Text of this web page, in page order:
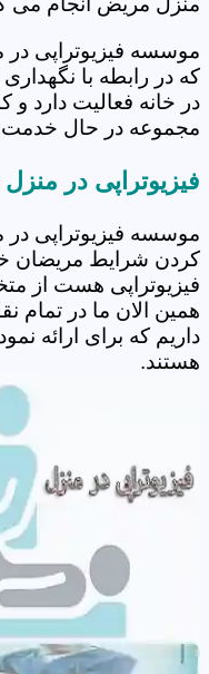
موسسه فیزیوتراپی
که در رابطه با
در خانه فعالیت دارد و
مجموعه در حال خدمت
فیزیوتراپی در
موسسه فیزیوتراپی
کردن شرایط مریضان
فیزیوتراپی هست از
همین الان ما در تمام
داریم که برای ارائه
هستند.